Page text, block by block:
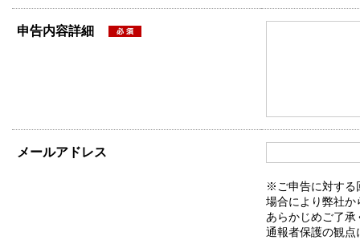
申告内容詳細
メールアドレス
※ご申告に対する
場合により弊社か
あらかじめご了承
通報者保護の観点